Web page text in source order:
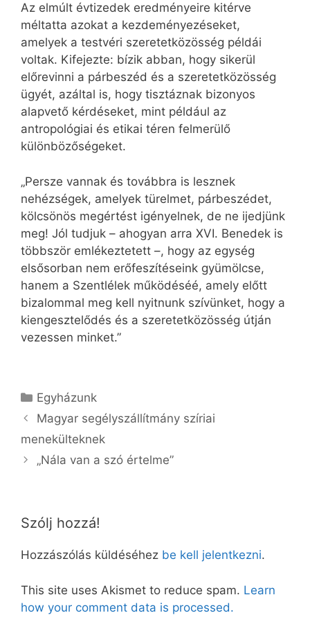
Az elmúlt évtizedek eredményeire kitérve
méltatta azokat a kezdeményezéseket,
amelyek a testvéri szeretetközösség példái
voltak. Kifejezte: bízik abban, hogy sikerül
előrevinni a párbeszéd és a szeretetközösség
ügyét, azáltal is, hogy tisztáznak bizonyos
alapvető kérdéseket, mint például az
antropológiai és etikai téren felmerülő
különbözőségeket.
„Persze vannak és továbbra is lesznek
nehézségek, amelyek türelmet, párbeszédet,
kölcsönös megértést igényelnek, de ne ijedjünk
meg! Jól tudjuk – ahogyan arra XVI. Benedek is
többször emlékeztetett –, hogy az egység
elsősorban nem erőfeszítéseink gyümölcse,
hanem a Szentlélek működéséé, amely előtt
bizalommal meg kell nyitnunk szívünket, hogy a
kiengesztelődés és a szeretetközösség útján
vezessen minket.”
Kategória
Egyházunk
Magyar segélyszállítmány szíriai
menekülteknek
„Nála van a szó értelme”
Szólj hozzá!
Hozzászólás küldéséhez be kell jelentkezni.
This site uses Akismet to reduce spam. Learn
how your comment data is processed.